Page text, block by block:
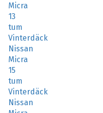
Micra
13
tum
Vinterdäck
Nissan
Micra
15
tum
Vinterdäck
Nissan